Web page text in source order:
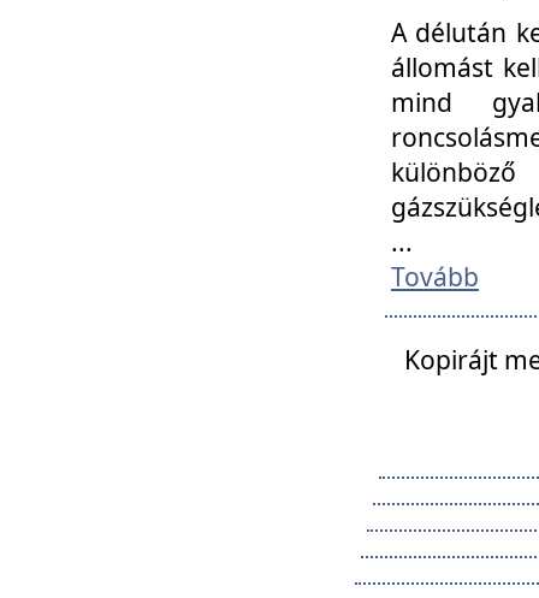
A délután
állomást
mind
...
Tovább
Kopirájt